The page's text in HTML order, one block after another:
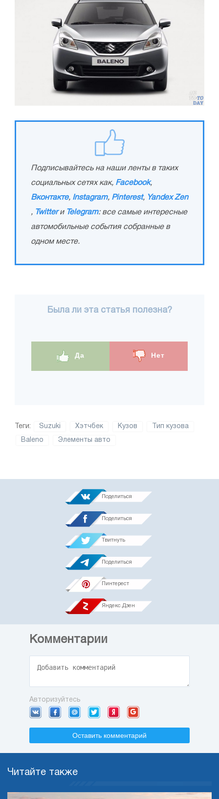
Подписывайтесь на наши ленты в таких
социальных сетях как, Facebook,
Вконтакте, Instagram, Pinterest, Yandex Zen
, Twitterи Telegram: все самые интересные
автомобильные события собранные в
одном месте.
Была ли эта статья полезна?
Да Нет
Теги: Suzuki Хэтчбек Кузов Тип кузова
Baleno Элементы авто
Поделиться
Поделиться
Твитнуть
Поделиться
Пинтерест
Яндекс.Дзен
Комментарии
Авторизуйтесь
Оставить комментарий
Читайте также